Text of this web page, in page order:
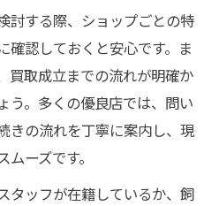
討する際、ショップごとの特
確認しておくと安心です。ま
買取成立までの流れが明確か
う。多くの優良店では、問い
きの流れを丁寧に案内し、現
ーズです。
タッフが在籍しているか、飼